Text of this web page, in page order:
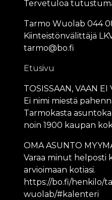
Tervetuloa
Tarmo Wuolab 044
Kiinteistönvälittäjä
tarmo@bo.fi
Etusivu
TOSISSAAN, VAAN EI
Ei nimi miestä
Tarmokasta
noin 1900 kaupan
OMA ASUNTO
Varaa minut helposti
arvioimaan kotiasi.
https://bo.fi/henkilo/
wuolab/#kalenteri